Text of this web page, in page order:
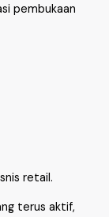
pembukaan
retail.
terus aktif,